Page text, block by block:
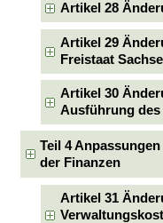
Artikel 28
Artikel 29
Freistaat
Artikel 30
Ausführung des
Teil 4
der Finanzen
Artikel 31